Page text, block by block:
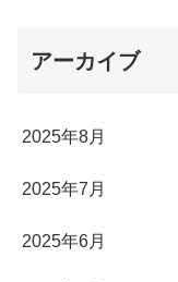
アーカイブ
2025年8月
2025年7月
2025年6月